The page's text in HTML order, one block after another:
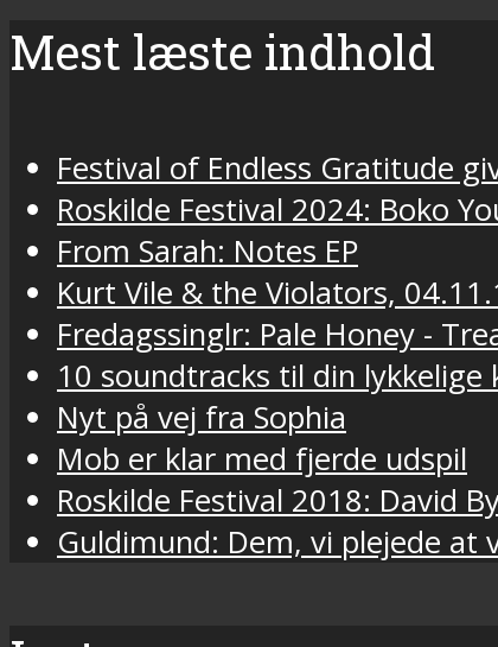
Mest læste indhold
Festival of Endless Gratitude
Roskilde Festival 2024: Boko
From Sarah: Notes EP
Kurt Vile & the Violators,
Fredagssinglr: Pale Honey -
10 soundtracks til din lykkelige
Nyt på vej fra Sophia
Mob er klar med fjerde udspil
Roskilde Festival 2018: David
Guldimund: Dem, vi plejede at